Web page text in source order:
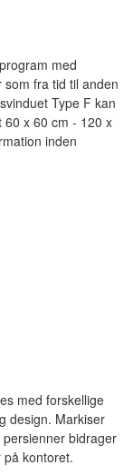
med
fra tid til anden
Type F kan
x 60 cm - 120 x
inden
med forskellige
design. Markiser
bidrager
kontoret.